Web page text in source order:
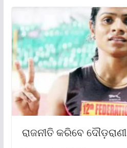
ରାଜନୀତି କରିବେ ଦୌଡ଼ରାଣୀ